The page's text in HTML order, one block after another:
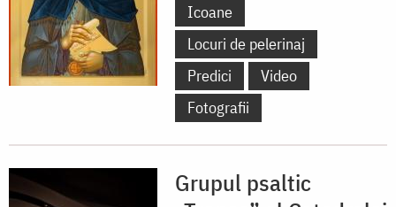
Icoane
Locuri de pelerinaj
Predici
Video
Fotografii
Grupul psaltic